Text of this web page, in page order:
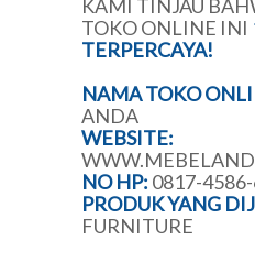
KAMI TINJAU
TOKO ONLINE INI
TERPERCAYA!
NAMA TOKO
ANDA
WEBSITE:
NO HP: 0817-
PRODUK YANG
FURNITURE